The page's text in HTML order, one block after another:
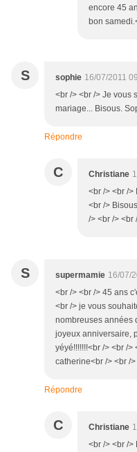
encore 45
bon
S sophie 16/07/2011
<br /> <br /> Je vous
mariage... Bisous.
Répondre
C Christiane
<br /> <br />
<br />
/> <br /> <br
S supermamie 16/07/
<br /> <br /> 45 ans
<br /> je vous
nombreuses années
joyeux anniversaire,
yéyé!!!!!!!<br /> <br />
catherine<br /> <br /
Répondre
C Christiane
<br /> <br />